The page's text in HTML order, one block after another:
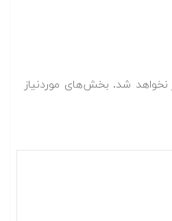
نخواهد شد. بخش‌های موردنیاز